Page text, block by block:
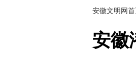
安徽文明网首
安徽